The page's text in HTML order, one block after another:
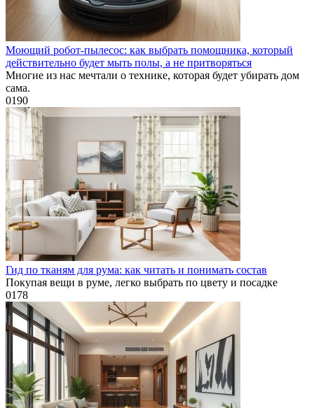
Моющий робот-пылесос: как выбрать помощника, который
действительно будет мыть полы, а не притворяться
Многие из нас мечтали о технике, которая будет убирать дом
сама.
0190
Гид по тканям для рума: как читать и понимать состав
Покупая вещи в руме, легко выбрать по цвету и посадке
0178